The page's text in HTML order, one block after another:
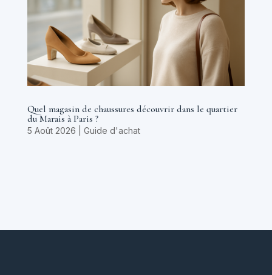
Quel magasin de chaussures découvrir dans le quartier
du Marais à Paris ?
5 Août 2026 Guide d'achat